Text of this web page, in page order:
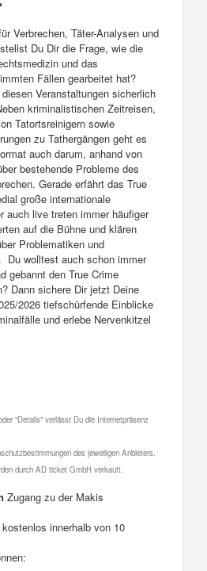
Verbrechen, Täter-Analysen und
Du Dir die Frage, wie die
und das
Fällen gearbeitet hat?
Veranstaltungen sicherlich
kriminalistischen Zeitreisen,
Tatortsreinigern sowie
zu Tathergängen geht es
auch darum, anhand von
bestehende Probleme des
Gerade erfährt das True
große internationale
auch live treten immer häufiger
auf die Bühne und klären
Problematiken und
Du wolltest auch schon immer
gebannt den True Crime
Dann sichere Dir jetzt Deine
2026 tiefschürfende Einblicke
und erlebe Nervenkitzel
"Details" verlässt Du die Internetpräsenz
des jeweiligen Anbieters.
durch AD ticket GmbH verkauft.
Zugang zu der Makis
innerhalb von 10